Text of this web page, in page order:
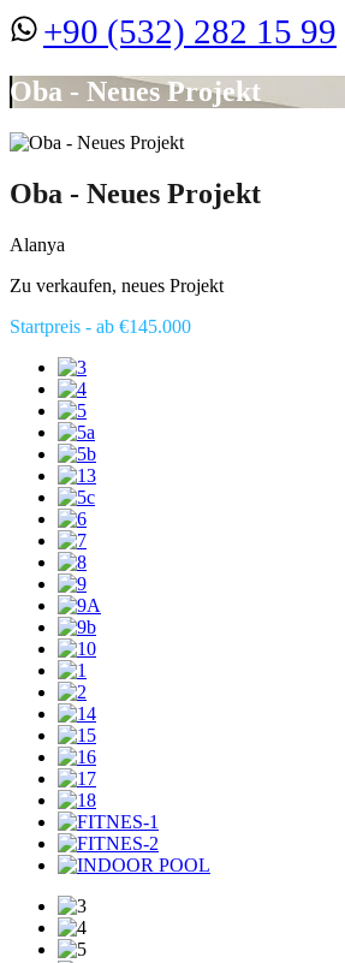
+90 (532) 282 15 99
Oba - Neues Projekt
Oba - Neues Projekt
Alanya
Zu verkaufen, neues Projekt
Startpreis - ab €145.000